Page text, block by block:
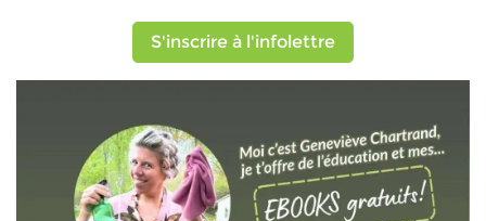
S'inscrire à l'infolettre